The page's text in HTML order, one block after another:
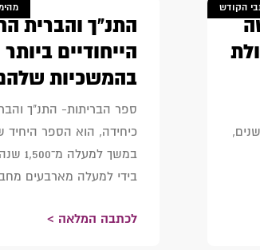
הקודש
התנ"ך והברית
הייחודיים ביותר
בהמשכיות
ספר הבריתות- התנ"ך
כיחידה, הוא הספר היחיד
במשך
בידי למעלה מארבעים
לכתבה המלאה >